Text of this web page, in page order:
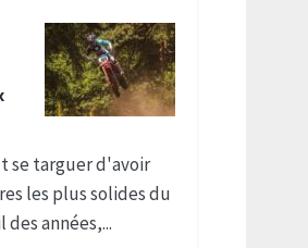
se targuer d'avoir
les plus solides du
des années,...